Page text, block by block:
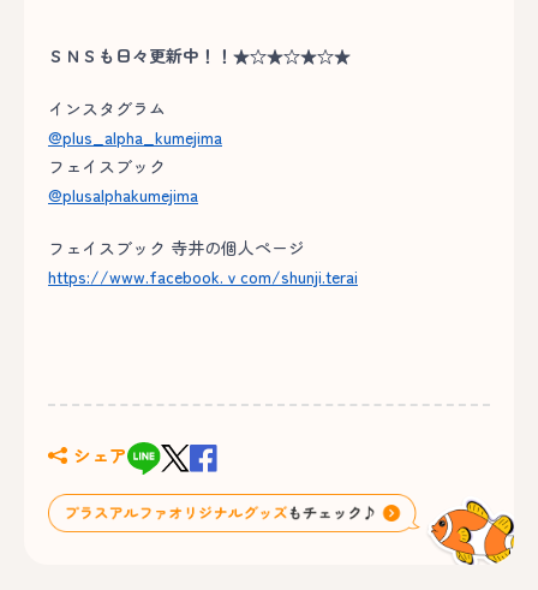
ＳＮＳも日々更新中！！★☆★☆★☆★
インスタグラム
@plus_alpha_kumejima
フェイスブック
@plusalphakumejima
フェイスブック 寺井の個人ページ
https://www.facebook.ｖcom/shunji.terai
シェア